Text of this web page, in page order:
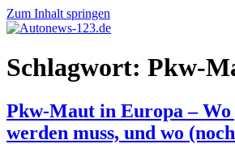
Zum Inhalt springen
Autonews-
123.de
Autonews
mit
Schlagwort: Pkw-
Pkw-Maut in Europa – Wo
werden muss, und wo